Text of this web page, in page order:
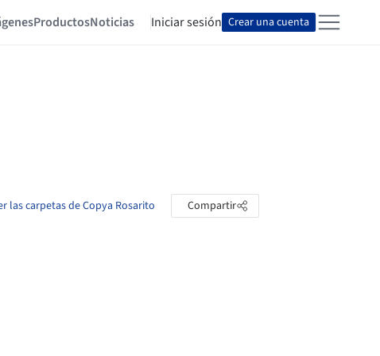
ProductosNoticias Iniciar sesión Crear una cuenta
las carpetas de Copya Rosarito Compartir